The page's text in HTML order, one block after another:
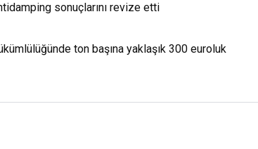
sonuçlarını revize etti
ton başına yaklaşık 300 euroluk